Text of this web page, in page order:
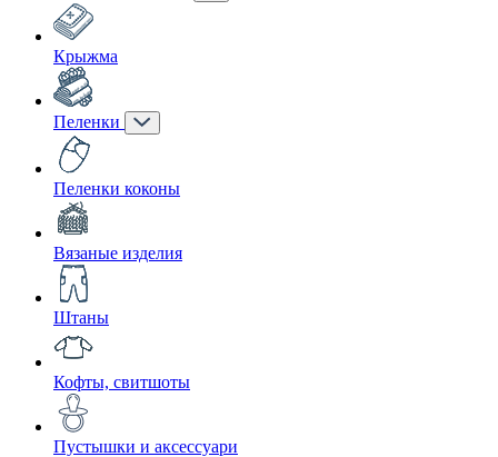
Крыжма
Пеленки
Пеленки коконы
Вязаные изделия
Штаны
Кофты, свитшоты
Пустышки и аксессуари